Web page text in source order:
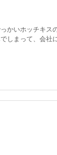
かいホッチキス
しまって、会社